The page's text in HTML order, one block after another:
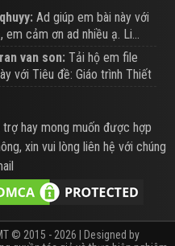
Ad giúp em bài này với
em cảm ơn ad nhiều ạ. Li...
van son: Tải hộ em file
với Tiêu đề: Giáo trình Thiết
hay mong muốn được hợp
xin vui lòng liên hệ với chúng
© 2015 - 2026 | Designed by